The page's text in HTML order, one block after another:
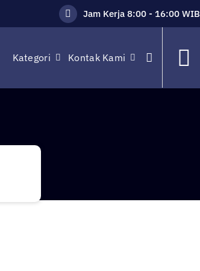
Jam Kerja 8:00 - 16:00 WIB
Kategori Kontak Kami